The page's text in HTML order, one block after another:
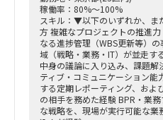
稼働率：80%～100%
スキル：▼以下のいずれか、ま
方 複雑なプロジェクトの推進
なる進捗管理（WBS更新等）
域（戦略・業務・IT）が並走す
中身の議論に入り込み、課題
ティブ・コミュニケーション
する定期レポーティング、およ
の相手を務めた経験 BPR・業
な戦略を、現場が実行可能な